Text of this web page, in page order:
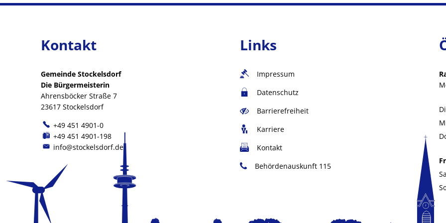
Kontakt
Gemeinde Stockelsdorf
Die Bürgermeisterin
Ahrensböcker Straße 7
23617 Stockelsdorf
+49 451 4901-0
+49 451 4901-198
info@stockelsdorf.de
Links
Impressum
Datenschutz
Barrierefreiheit
Karriere
Kontakt
Behördenauskunft 115